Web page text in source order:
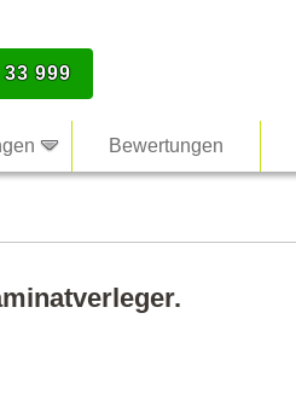
999
Bewertungen